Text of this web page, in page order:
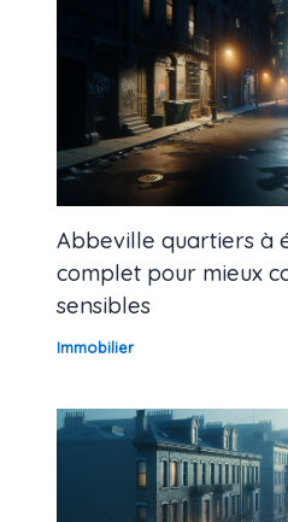
Abbeville quartiers à
complet pour mieux
sensibles
Immobilier